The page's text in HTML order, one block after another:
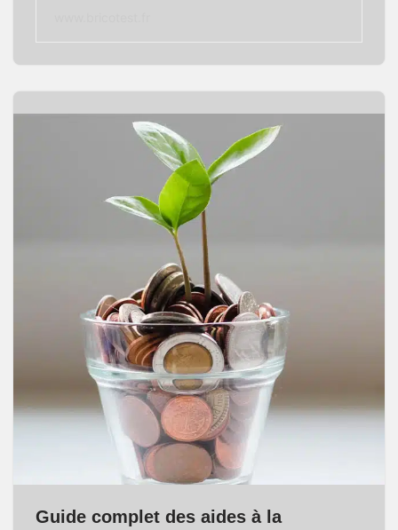
Guide complet des aides à la